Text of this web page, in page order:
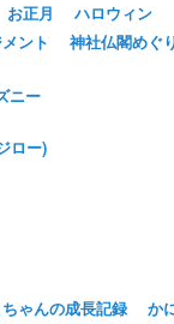
お正月
ハロウィン
ント
神社仏閣めぐ
ニー
ロー)
ちゃんの成長記録
か